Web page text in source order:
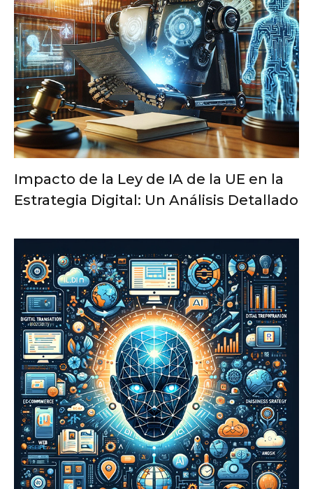
Impacto de la Ley de IA de la UE en la
Estrategia Digital: Un Análisis Detallado